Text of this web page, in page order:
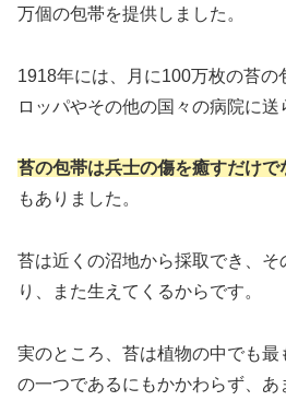
万個の包帯を提供しました。
1918年には、月に100万枚の苔の
ロッパやその他の国々の病院に送
苔の包帯は兵士の傷を癒すだけ
もありました。
苔は近くの沼地から採取でき、
り、また生えてくるからです。
実のところ、苔は植物の中でも
の一つであるにもかかわらず、あ